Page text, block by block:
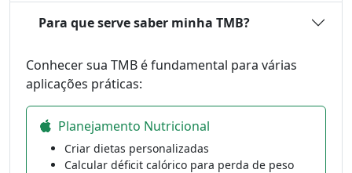
Para que serve saber minha TMB?
Conhecer sua TMB é fundamental para várias
aplicações práticas:
Planejamento Nutricional
Criar dietas personalizadas
Calcular déficit calórico para perda de peso